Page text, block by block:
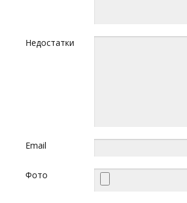
Недостатки
Email
Фото